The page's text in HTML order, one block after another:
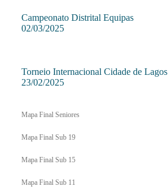
Campeonato Distrital Equipas
02/03/2025
Torneio Internacional Cidade de Lagos
23/02/2025
Mapa Final Seniores
Mapa Final Sub 19
Mapa Final Sub 15
Mapa Final Sub 11